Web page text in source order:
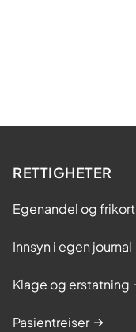
RETTIGHETER
Egenandel og frikort
Innsyn i egen journal
Klage og erstatning
Pasientreiser